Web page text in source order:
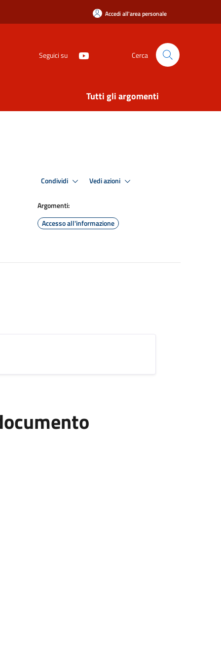
Accedi all'area personale
Seguici su Cerca
Tutti gli argomenti
Condividi Vedi azioni
Argomenti:
Accesso all'informazione